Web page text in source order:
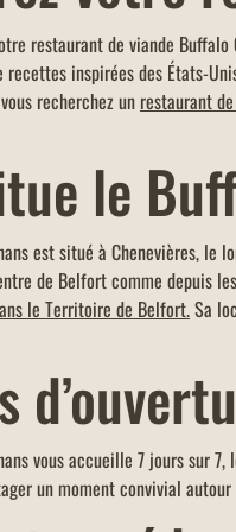
chez Buffalo Grill,
de tout, pour un
amis, ou bien pour
!
restaurant de viande
inspirées des États-
recherchez un restaurant
le
est situé à Chenevières,
de Belfort comme depuis
le Territoire de Belfort.Sa
vous accueille 7 jours sur
un moment convivial